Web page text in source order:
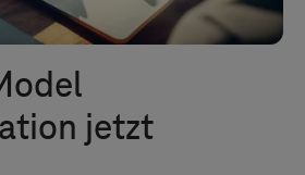
jetzt